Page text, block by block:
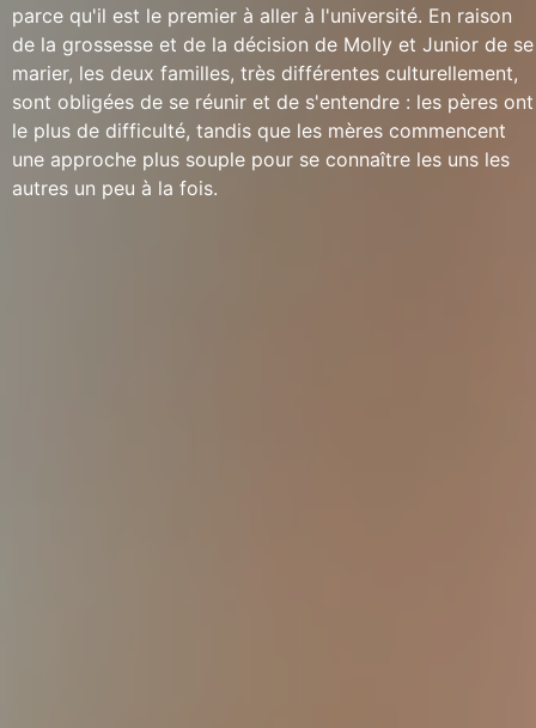
parce qu'il est le premier à aller à l'université. En raison
de la grossesse et de la décision de Molly et Junior de se
marier, les deux familles, très différentes culturellement,
sont obligées de se réunir et de s'entendre : les pères ont
le plus de difficulté, tandis que les mères commencent
une approche plus souple pour se connaître les uns les
autres un peu à la fois.